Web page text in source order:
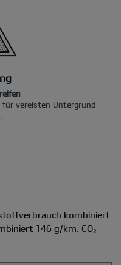
für vereisten Untergrund
kombiniert
146 g/km. CO₂-